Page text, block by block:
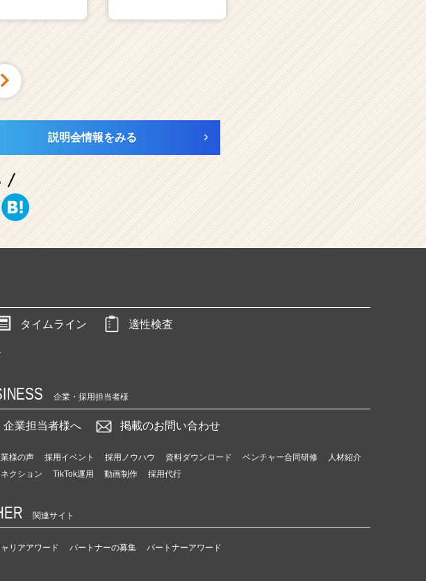
説明会情報をみる
タイムライン 適性検査
企業・採用担当者様
企業担当者様へ 掲載のお問い合わせ
様の声 採用イベント 採用ノウハウ 資料ダウンロード ベンチャー合同研修
人材紹介
クション
TikTok運用 動画制作 採用代行
関連サイト
リアアワード パートナーの募集 パートナーアワード